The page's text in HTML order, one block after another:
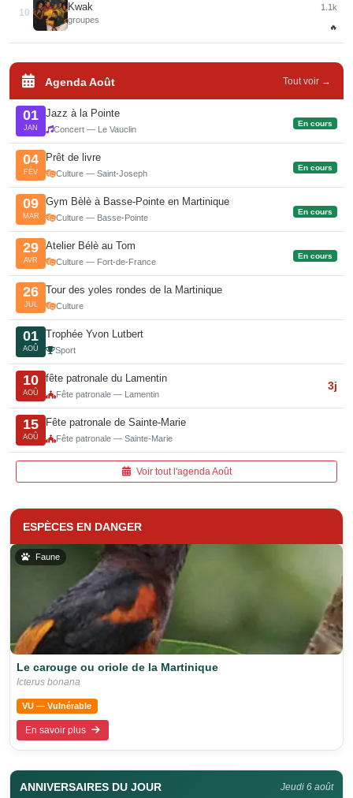
10
Kwak
groupes
1.1k
🔥
Agenda Août Tout voir →
01
JAN
Jazz à la Pointe
Concert — Le Vauclin
En cours
04
FÉV
Prêt de livre
Culture — Saint-Joseph
En cours
09
MAR
Gym Bèlè à Basse-Pointe en Martinique
Culture — Basse-Pointe
En cours
29
AVR
Atelier Bélè au Tom
Culture — Fort-de-France
En cours
26
JUL
Tour des yoles rondes de la Martinique
Culture
01
AOÛ
Trophée Yvon Lutbert
Sport
10
AOÛ
fête patronale du Lamentin
Fête patronale — Lamentin
3j
15
AOÛ
Fête patronale de Sainte-Marie
Fête patronale — Sainte-Marie
Voir tout l'agenda Août
ESPÈCES EN DANGER
Faune
Le carouge ou oriole de la Martinique
Icterus bonana
VU — Vulnérable
En savoir plus
ANNIVERSAIRES DU JOUR Jeudi 6 août